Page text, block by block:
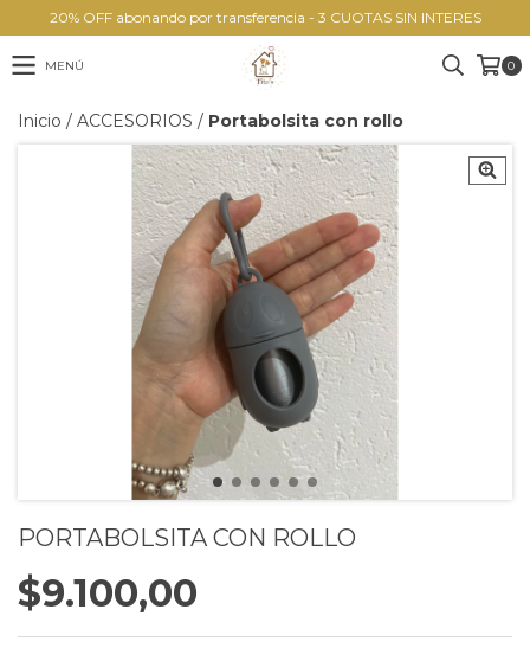
20% OFF abonando por transferencia - 3 CUOTAS SIN INTERES
MENÚ 0
Inicio / ACCESORIOS / Portabolsita con rollo
PORTABOLSITA CON ROLLO
$9.100,00